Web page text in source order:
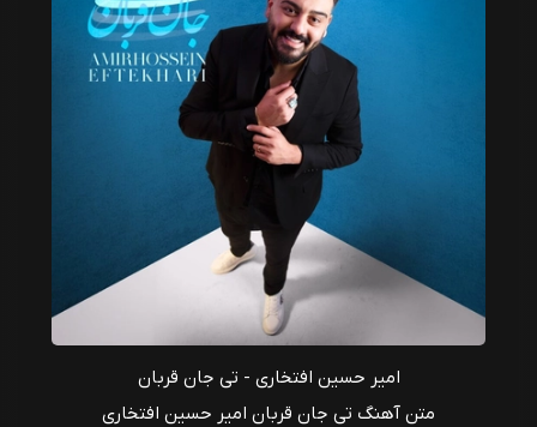
امیر حسین افتخاری - تی جان قربان
متن آهنگ تی جان قربان امیر حسین افتخاری